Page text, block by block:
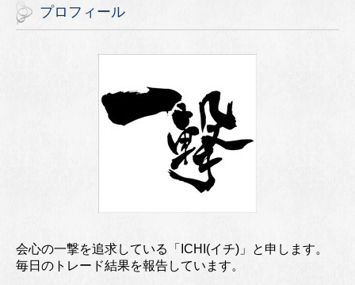
プロフィール
会心の一撃を追求している「ICHI(イチ)」と申します。
毎日のトレード結果を報告しています。